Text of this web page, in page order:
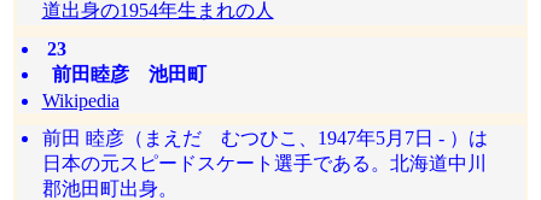
道出身の1954年生まれの人
23
前田睦彦 池田町
Wikipedia
前田 睦彦（まえだ むつひこ、1947年5月7日 - ）は
日本の元スピードスケート選手である。北海道中川
郡池田町出身。